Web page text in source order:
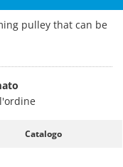
pulley that can be
Catalogo